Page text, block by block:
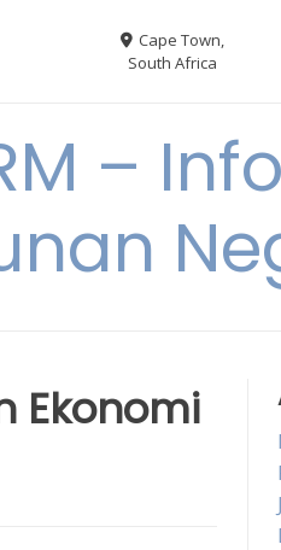
Cape Town,
South Africa
–
Ekonomi